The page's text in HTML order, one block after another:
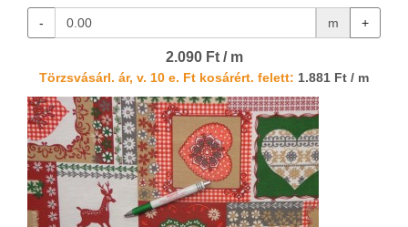
- m +
2.090 Ft / m
Törzsvásárl. ár, v. 10 e. Ft kosárért. felett: 1.881 Ft / m